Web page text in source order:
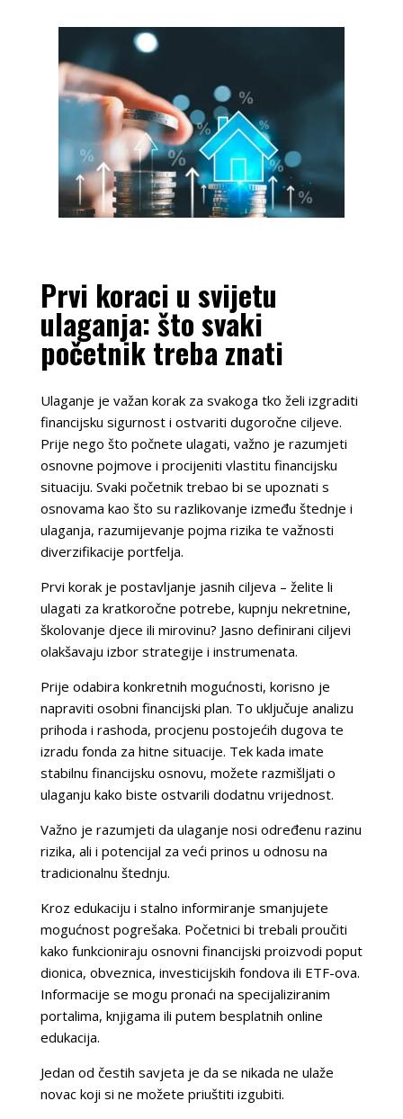
Prvi koraci u svijetu
ulaganja: što svaki
početnik treba znati
Ulaganje je važan korak za svakoga tko želi izgraditi
financijsku sigurnost i ostvariti dugoročne ciljeve.
Prije nego što počnete ulagati, važno je razumjeti
osnovne pojmove i procijeniti vlastitu financijsku
situaciju. Svaki početnik trebao bi se upoznati s
osnovama kao što su razlikovanje između štednje i
ulaganja, razumijevanje pojma rizika te važnosti
diverzifikacije portfelja.
Prvi korak je postavljanje jasnih ciljeva – želite li
ulagati za kratkoročne potrebe, kupnju nekretnine,
školovanje djece ili mirovinu? Jasno definirani ciljevi
olakšavaju izbor strategije i instrumenata.
Prije odabira konkretnih mogućnosti, korisno je
napraviti osobni financijski plan. To uključuje analizu
prihoda i rashoda, procjenu postojećih dugova te
izradu fonda za hitne situacije. Tek kada imate
stabilnu financijsku osnovu, možete razmišljati o
ulaganju kako biste ostvarili dodatnu vrijednost.
Važno je razumjeti da ulaganje nosi određenu razinu
rizika, ali i potencijal za veći prinos u odnosu na
tradicionalnu štednju.
Kroz edukaciju i stalno informiranje smanjujete
mogućnost pogrešaka. Početnici bi trebali proučiti
kako funkcioniraju osnovni financijski proizvodi poput
dionica, obveznica, investicijskih fondova ili ETF-ova.
Informacije se mogu pronaći na specijaliziranim
portalima, knjigama ili putem besplatnih online
edukacija.
Jedan od čestih savjeta je da se nikada ne ulaže
novac koji si ne možete priuštiti izgubiti.